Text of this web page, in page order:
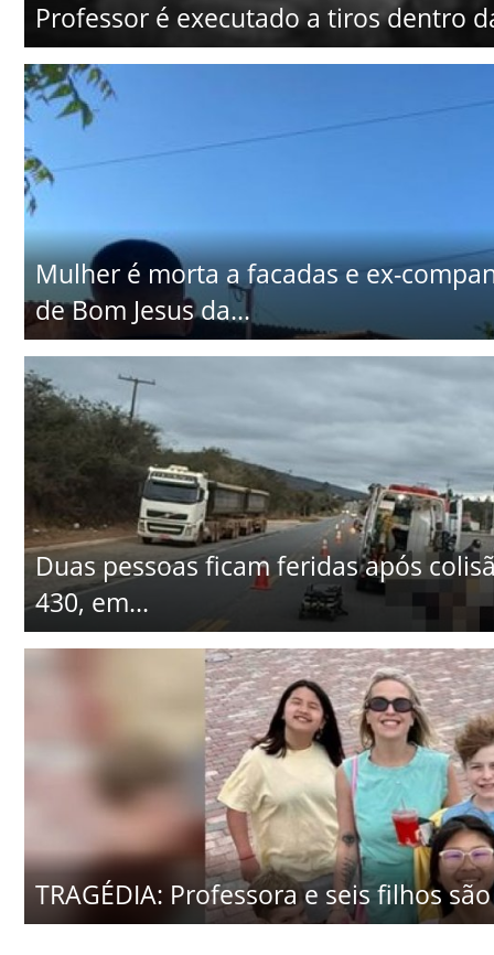
Professor é executado a tiros dentro
Mulher é morta a facadas e ex-
de Bom Jesus da...
Duas pessoas ficam feridas após
430, em...
TRAGÉDIA: Professora e seis filhos